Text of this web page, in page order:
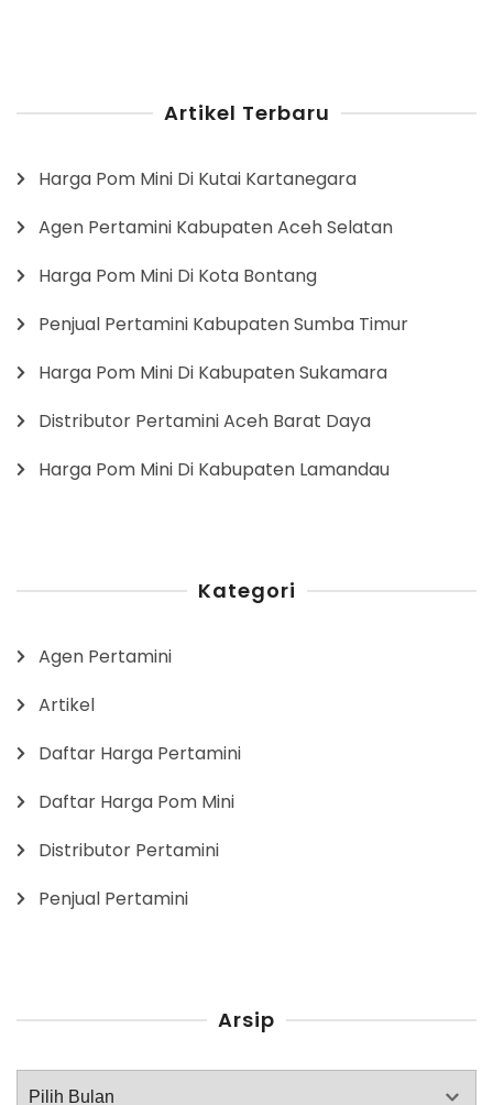
Artikel Terbaru
Harga Pom Mini Di Kutai Kartanegara
Agen Pertamini Kabupaten Aceh Selatan
Harga Pom Mini Di Kota Bontang
Penjual Pertamini Kabupaten Sumba Timur
Harga Pom Mini Di Kabupaten Sukamara
Distributor Pertamini Aceh Barat Daya
Harga Pom Mini Di Kabupaten Lamandau
Kategori
Agen Pertamini
Artikel
Daftar Harga Pertamini
Daftar Harga Pom Mini
Distributor Pertamini
Penjual Pertamini
Arsip
Arsip